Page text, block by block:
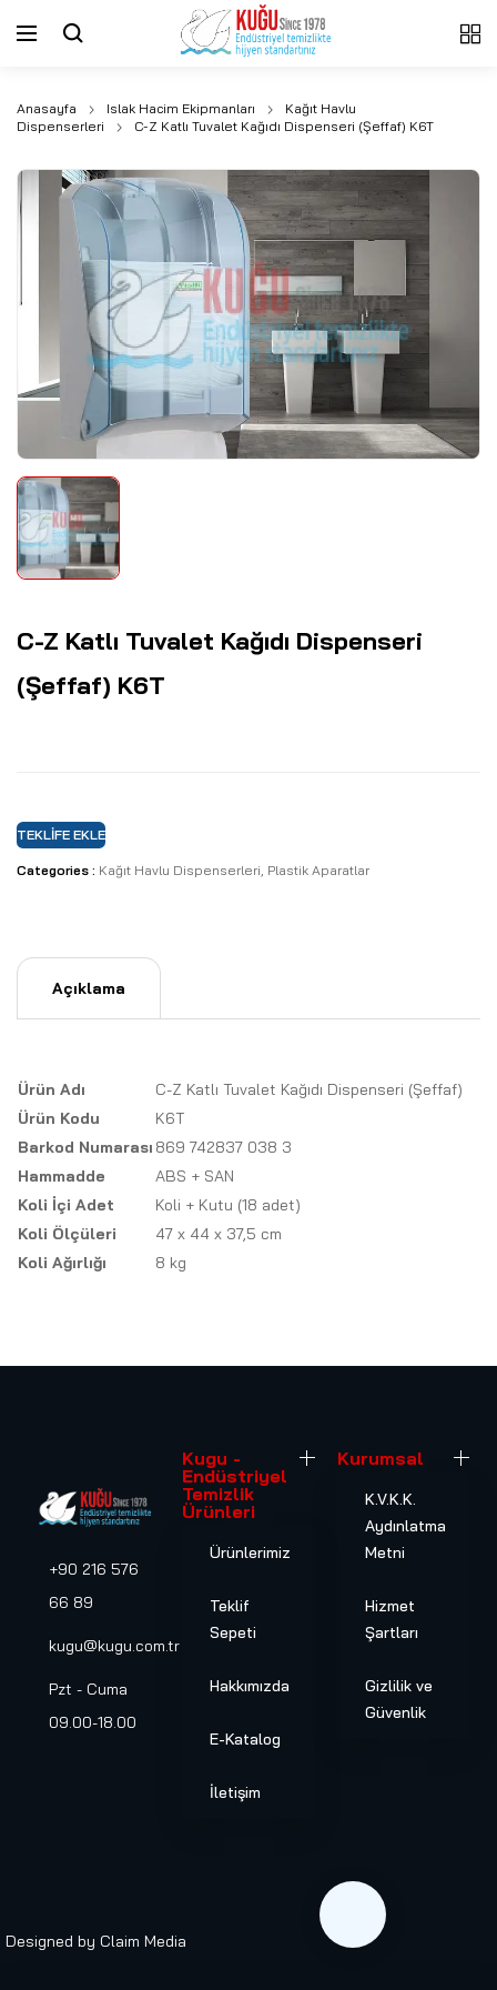
Anasayfa Islak Hacim Ekipmanları
Kağıt Havlu
Dispenserleri
C-Z Katlı Tuvalet Kağıdı Dispenseri (Şeffaf) K6T
C-Z Katlı Tuvalet Kağıdı Dispenseri
(Şeffaf) K6T
TEKLIFE EKLE
Categories : Kağıt Havlu Dispenserleri, Plastik Aparatlar
Açıklama
Ürün Adı
C-Z Katlı Tuvalet Kağıdı Dispenseri (Şeffaf)
Ürün Kodu
K6T
Barkod Numarası 869 742837 038 3
Hammadde
ABS + SAN
Koli İçi Adet
Koli + Kutu (18 adet)
Koli Ölçüleri
47 x 44 x 37,5 cm
Koli Ağırlığı
8 kg
+90 216 576
66 89
kugu@kugu.com.tr
Pzt - Cuma
09.00-18.00
Kugu -
Endüstriyel
Temizlik
Ürünleri
Ürünlerimiz
Teklif
Sepeti
Hakkımızda
E-Katalog
İletişim
Kurumsal
K.V.K.K.
Aydınlatma
Metni
Hizmet
Şartları
Gizlilik ve
Güvenlik
Designed by Claim Media